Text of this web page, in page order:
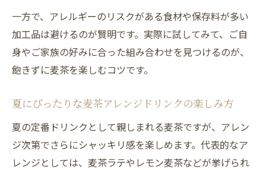
麦茶のミネラル補給が妊娠中にもたらす効
果
麦茶飲用で胎児や家族に安心なポイント解
妊娠中の麦茶アレンジ活用法と注意点
麦茶のデメリットを知って正しく活用しよ
う
麦茶アレンジで夏のだるさを吹き飛ばそう
一方で、アレルギーのリスクがある食材や保存料が多い
加工品は避けるのが賢明です。実際に試してみて、ご自
身やご家族の好みに合った組み合わせを見つけるのが、
飽きずに麦茶を楽しむコツです。
夏にぴったりな麦茶アレンジドリンクの楽しみ方
夏の定番ドリンクとして親しまれる麦茶ですが、アレン
ジ次第でさらにシャッキリ感を楽しめます。代表的なア
レンジとしては、麦茶ラテやレモン麦茶などが挙げられ